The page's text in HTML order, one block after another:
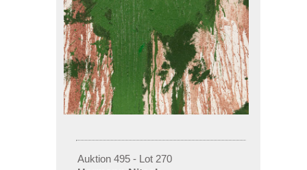
Auktion 495 - Lot 270